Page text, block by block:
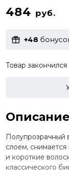
484 руб.
+48
Товар закончился
Описание
Полупрозрачный
слоем,
и короткие
классического